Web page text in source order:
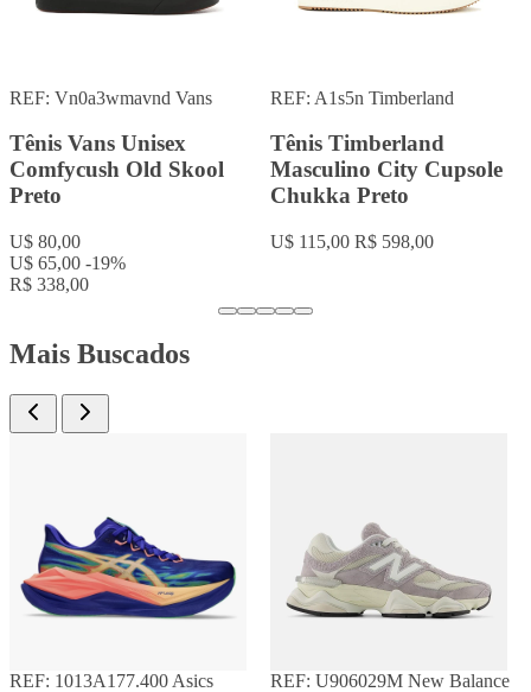
REF: A1tfbTimberland
Tênis Timberland
Masculino City Cupsole
Chukka Marrom
U$ 115,00
REF: VANS ERAVans
Tênis Vans Masculino
Era Preto
U$ 54,00-17%
Mais Buscados
REF: 1013A177.400 Asics REF: U906029M New Balance